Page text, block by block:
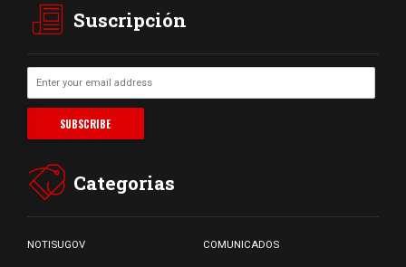
Suscripción
Categorias
NOTISUGOV COMUNICADOS